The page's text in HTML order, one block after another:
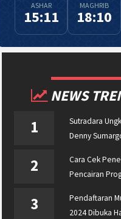
ASHAR
15:11
MAGHRIB
18:10
NEWS
1
Sutradara
Denny
2
Cara Cek
Pencairan
3
Pendaftaran
2024 Dibuka